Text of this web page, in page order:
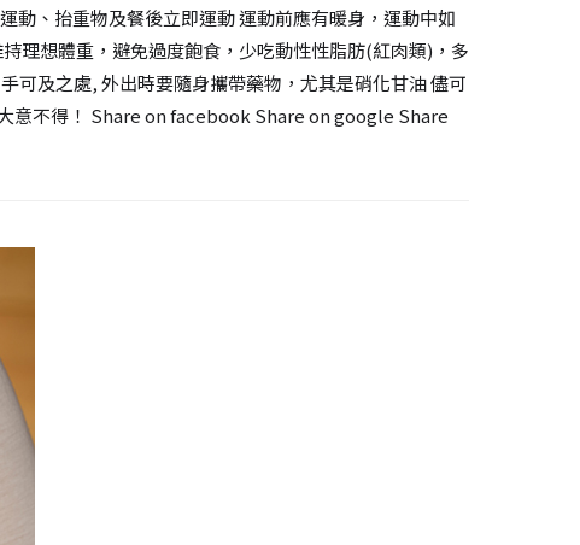
動、抬重物及餐後立即運動 運動前應有暖身，運動中如
理想體重，避免過度飽食，少吃動性性脂肪(紅肉類)，多
可及之處, 外出時要隨身攜帶藥物，尤其是硝化甘油 儘可
意不得！ Share on facebook Share on google Share